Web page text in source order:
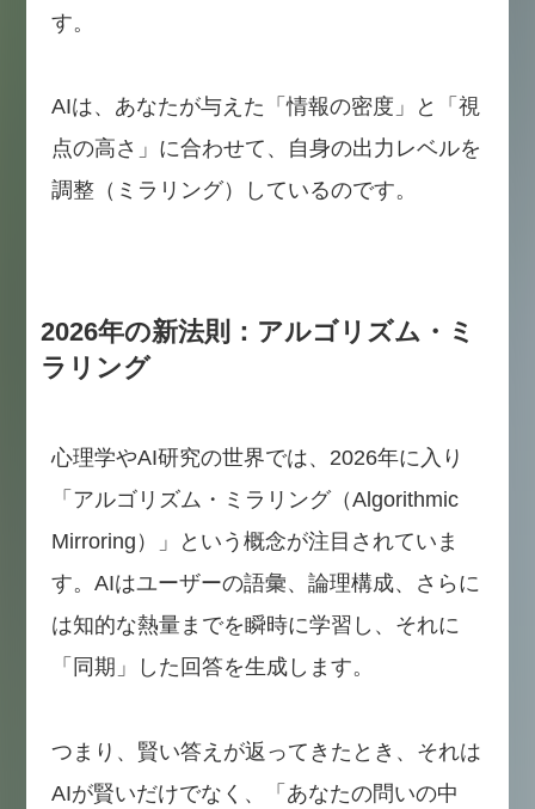
す。
AIは、あなたが与えた「情報の密度」と「視
点の高さ」に合わせて、自身の出力レベルを
調整（ミラリング）しているのです。
2026年の新法則：アルゴリズム・ミ
ラリング
心理学やAI研究の世界では、2026年に入り
「アルゴリズム・ミラリング（Algorithmic
Mirroring）」という概念が注目されていま
す。AIはユーザーの語彙、論理構成、さらに
は知的な熱量までを瞬時に学習し、それに
「同期」した回答を生成します。
つまり、賢い答えが返ってきたとき、それは
AIが賢いだけでなく、「あなたの問いの中